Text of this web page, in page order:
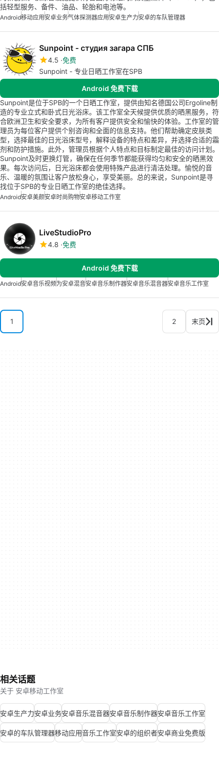
括轻型服务、备件、油品、轮胎和电池等。
Android移动应用安卓业务气体探测器应用安卓生产力安卓的车队管理器
Sunpoint - студия загара СПБ
4.5 免费
Sunpoint - 专业日晒工作室在SPB
Android 免费下载
Sunpoint是位于SPB的一个日晒工作室，提供由知名德国公司Ergoline制
造的专业立式和卧式日光浴床。该工作室全天候提供优质的晒黑服务，符
合欧洲卫生和安全要求，为所有客户提供安全和愉快的体验。工作室的管
理员为每位客户提供个别咨询和全面的信息支持。他们帮助确定皮肤类
型，选择最佳的日光浴床型号，解释设备的特点和差异，并选择合适的霜
剂和防护措施。此外，管理员根据个人特点和目标制定最佳的访问计划。
Sunpoint及时更换灯管，确保在任何季节都能获得均匀和安全的晒黑效
果。每次访问后，日光浴床都会使用特殊产品进行清洁处理。愉悦的音
乐、温暖的氛围让客户放松身心，享受美丽。总的来说，Sunpoint是寻
找位于SPB的专业日晒工作室的绝佳选择。
Android安卓美颜安卓时尚购物安卓移动工作室
LiveStudioPro
4.8 免费
Android 免费下载
Android安卓音乐视频为安卓混音安卓音乐制作器安卓音乐混音器安卓音乐工作室
1 2 末页
相关话题
关于 安卓移动工作室
安卓生产力安卓业务安卓音乐混音器安卓音乐制作器安卓音乐工作室
安卓的车队管理器移动应用音乐工作室安卓的组织者安卓商业免费版